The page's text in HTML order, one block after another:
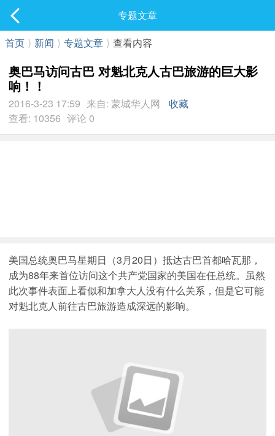
最新发表
专题文章
首页 ⟩ 新闻 ⟩ 专题文章 ⟩ 查看内容
奥巴马访问古巴 对魁北克人古巴旅游的巨大影
响！！
2016-3-23 17:59 来自: 蒙城华人网
收藏
查看: 10356 评论 0
美国总统奥巴马星期日（3月20日）抵达古巴首都哈瓦那，
成为88年来首位访问这个共产党国家的美国在任总统。虽然
此次事件表面上看似和加拿大人没有什么关系，但是它可能
对魁北克人前往古巴旅游造成深远的影响。